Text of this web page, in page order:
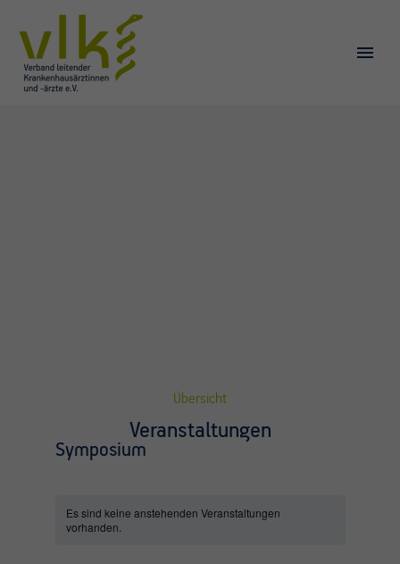
Übersicht
Veranstaltungen
Symposium
Es sind keine anstehenden Veranstaltungen
vorhanden.